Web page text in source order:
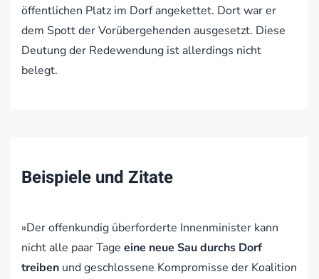
öffentlichen Platz im Dorf angekettet. Dort war er
dem Spott der Vorübergehenden ausgesetzt. Diese
Deutung der Redewendung ist allerdings nicht
belegt.
Beispiele und Zitate
»Der offenkundig überforderte Innenminister kann
nicht alle paar Tage eine neue Sau durchs Dorf
treiben und geschlossene Kompromisse der Koalition